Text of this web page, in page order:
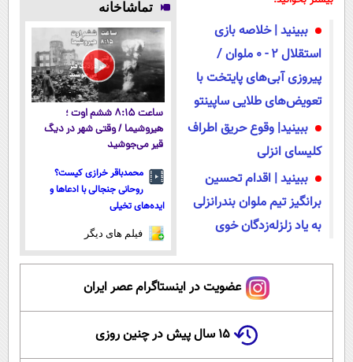
ویژه) ببینید | خلاصه بازی
استقلال ۲ - ۰ ملوان /
پیروزی آبی‌های پایتخت با
تعویض‌های طلایی ساپینتو
ببینید| وقوع حریق اطراف
کلیسای انزلی
ببینید | اقدام تحسین
برانگیز تیم ملوان بندرانزلی
به یاد زلزله‌زدگان خوی
تماشاخانه
ساعت ۸:۱۵ ششم اوت ؛
هیروشیما / وقتی شهر در دیگ
قیر می‌جوشید
محمدباقر خرازی کیست؟
روحانی جنجالی با ادعاها و
ایده‌های تخیلی
فیلم های دیگر
عضویت در اینستاگرام عصر ایران
۱۵ سال پیش در چنین روزی